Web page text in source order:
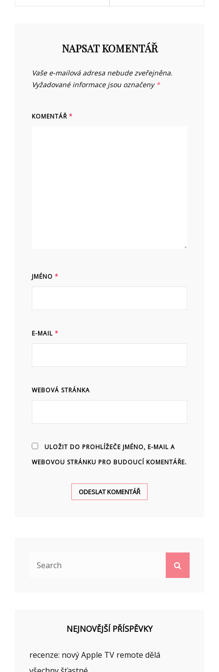
NAPSAT KOMENTÁŘ
Vaše e-mailová adresa nebude zveřejněna.
Vyžadované informace jsou označeny *
KOMENTÁŘ *
JMÉNO *
E-MAIL *
WEBOVÁ STRÁNKA
ULOŽIT DO PROHLÍŽEČE JMÉNO, E-MAIL A
WEBOVOU STRÁNKU PRO BUDOUCÍ KOMENTÁŘE.
NEJNOVĚJŠÍ PŘÍSPĚVKY
recenze: nový Apple TV remote dělá